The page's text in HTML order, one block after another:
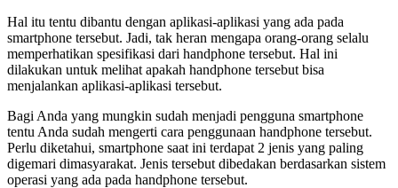
Hal itu tentu dibantu dengan aplikasi-aplikasi yang ada pada
smartphone tersebut. Jadi, tak heran mengapa orang-orang selalu
memperhatikan spesifikasi dari handphone tersebut. Hal ini
dilakukan untuk melihat apakah handphone tersebut bisa
menjalankan aplikasi-aplikasi tersebut.
Bagi Anda yang mungkin sudah menjadi pengguna smartphone
tentu Anda sudah mengerti cara penggunaan handphone tersebut.
Perlu diketahui, smartphone saat ini terdapat 2 jenis yang paling
digemari dimasyarakat. Jenis tersebut dibedakan berdasarkan sistem
operasi yang ada pada handphone tersebut.